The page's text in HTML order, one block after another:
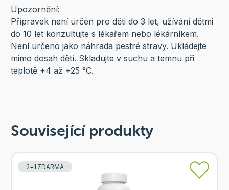
Upozornění:
Přípravek není určen pro děti do 3 let, užívání dětmi
do 10 let konzultujte s lékařem nebo lékárníkem.
Není určeno jako náhrada pestré stravy. Ukládejte
mimo dosah dětí. Skladujte v suchu a temnu při
teplotě +4 až +25 °C.
Související produkty
2+1 ZDARMA